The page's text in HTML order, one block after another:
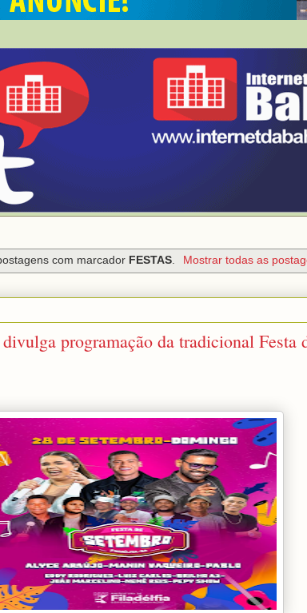
com marcador FESTAS. Mostrar todas as
programação da tradicional Festa